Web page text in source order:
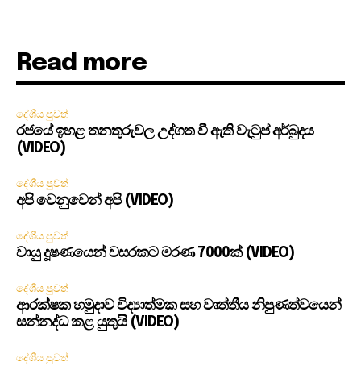
Read more
දේශීය පුවත්
රජයේ ඉහළ තනතුරුවල උද්ගත වී ඇති වැටුප් අර්බුදය
(VIDEO)
දේශීය පුවත්
අපි වෙනුවෙන් අපි (VIDEO)
දේශීය පුවත්
වායු දූෂණයෙන් වසරකට මරණ 7000ක් (VIDEO)
දේශීය පුවත්
ආරක්ෂක හමුදාව විද්‍යාත්මක සහ වෘත්තීය නිපුණත්වයෙන්
සන්නද්ධ කළ යුතුයි (VIDEO)
දේශීය පුවත්